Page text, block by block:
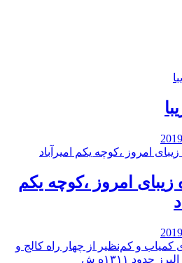
امروز ،کوچه یکم